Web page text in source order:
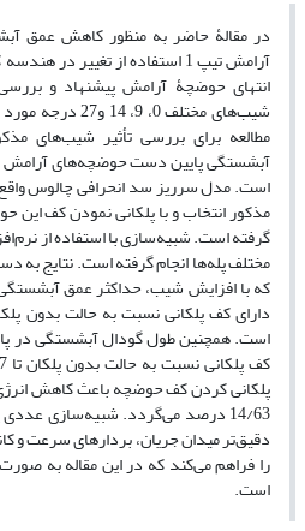
در مقالۀ حاضر به منظور کاهش عمق
آرامش تیپ 1 استفاده از تغییر
انتهای حوضچۀ آرامش پیشنهاد و
شیب‌های مختلف 0،
مطالعه برای بررسی تأثیر شیب‌های
آبشستگی پایین دست حوضچه‌های آرامش
است. مدل سرریز سد انحرافی چالوس
مذکور انتخاب و با پلکانی نمودن کف این
مختلف پله‌ها انجام گرفته است. نتایج به
که با افزایش شیب، حداکثر عمق
است. همچنین طول گودال آبشستگی در
پلکانی کردن کف حوضچه باعث کاهش
14/63 درصد می‌گردد. شبیه‌سازی
دقیق‌تر میدان جریان، بردارهای سرعت و
را فراهم می‌کند که در این مقاله به
است.